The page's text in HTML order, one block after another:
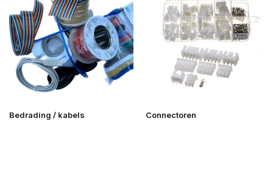
Bedrading / kabels Connectoren